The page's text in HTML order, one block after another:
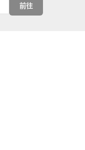
前往